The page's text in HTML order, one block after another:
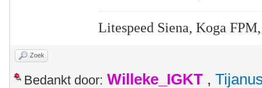
Litespeed Siena, Koga
Zoek
Bedankt door: Willeke_IGKT ,